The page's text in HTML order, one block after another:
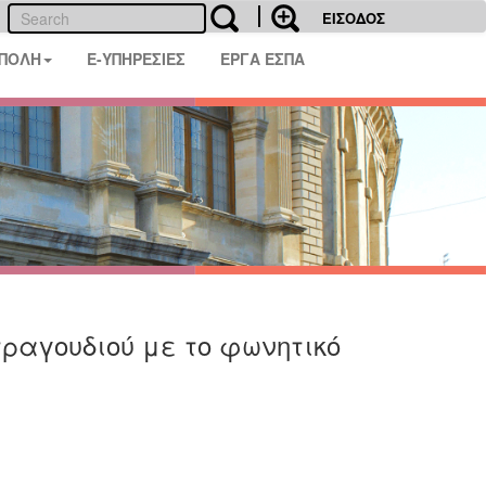
ΕΙΣΟΔΟΣ
E-ΥΠΗΡΕΣΙΕΣ ΕΡΓΑ ΕΣΠΑ
με το φωνητικό